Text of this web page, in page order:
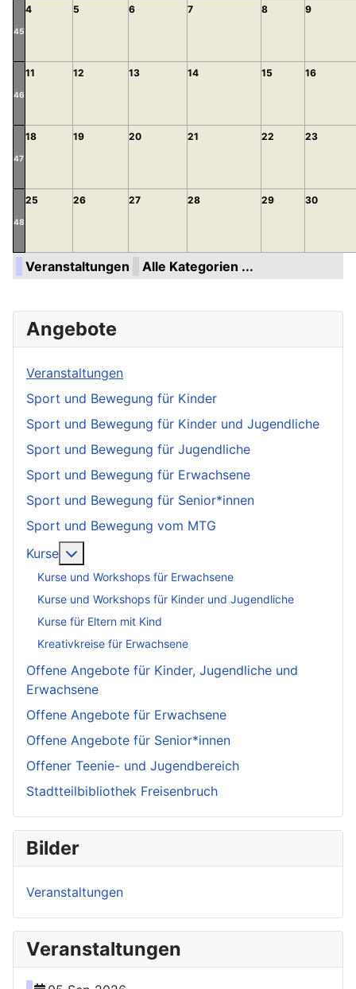
45
4 5 6 7 8 9
46
11 12 13 14 15 16
47
18 19 20 21 22 23
48
25 26 27 28 29 30
Veranstaltungen Alle Kategorien ...
Angebote
Veranstaltungen
Sport und Bewegung für Kinder
Sport und Bewegung für Kinder und Jugendliche
Sport und Bewegung für Jugendliche
Sport und Bewegung für Erwachsene
Sport und Bewegung für Senior*innen
Sport und Bewegung vom MTG
Kurse
Kurse und Workshops für Erwachsene
Kurse und Workshops für Kinder und Jugendliche
Kurse für Eltern mit Kind
Kreativkreise für Erwachsene
Offene Angebote für Kinder, Jugendliche und
Erwachsene
Offene Angebote für Erwachsene
Offene Angebote für Senior*innen
Offener Teenie- und Jugendbereich
Stadtteilbibliothek Freisenbruch
Bilder
Veranstaltungen
Veranstaltungen